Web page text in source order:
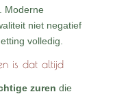
Moderne
niet negatief
volledig.
is dat altijd
zuren die